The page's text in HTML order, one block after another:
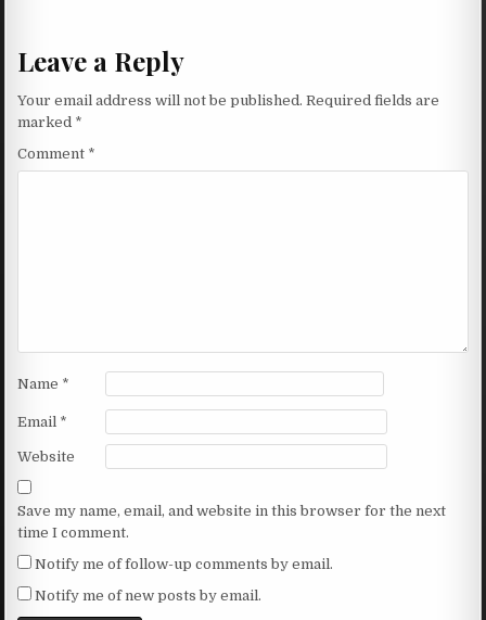
Leave a Reply
Your email address will not be published. Required fields are
marked *
Comment *
Name *
Email *
Website
Save my name, email, and website in this browser for the next
time I comment.
Notify me of follow-up comments by email.
Notify me of new posts by email.